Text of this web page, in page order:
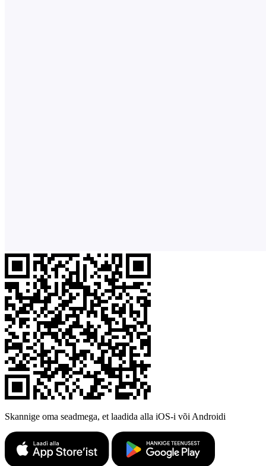
Skannige oma seadmega, et laadida alla iOS-i või Androidi